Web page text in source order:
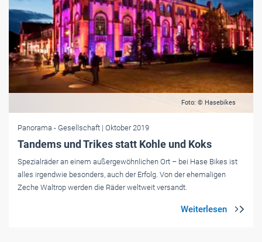
Foto: © Hasebikes
Panorama - Gesellschaft | Oktober 2019
Tandems und Trikes statt Kohle und Koks
Spezialräder an einem außergewöhnlichen Ort – bei Hase Bikes ist
alles ­irgendwie ­besonders, auch der Erfolg. Von der ehemaligen
Zeche Waltrop werden die Räder weltweit versandt.